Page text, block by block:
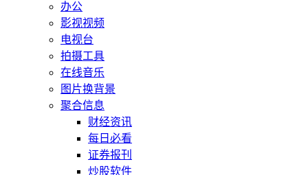
办公
影视视频
电视台
拍摄工具
在线音乐
图片换背景
聚合信息
财经资讯
每日必看
证券报刊
炒股软件